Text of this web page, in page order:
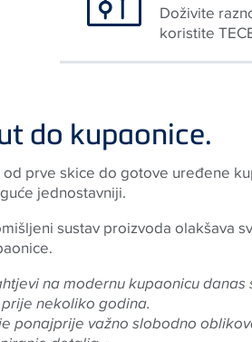
Doživite
koristite
do kupaonice.
od prve skice do gotove uređene
jednostavniji.
sustav proizvoda olakšava
na modernu kupaonicu
nekoliko godina.
ponajprije važno slobodno